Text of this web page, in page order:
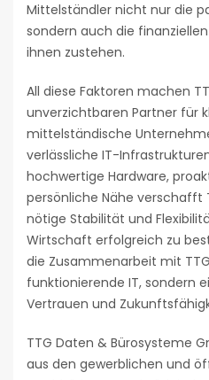
Mittelständler nicht nur die
sondern auch die
ihnen zustehen.
All diese Faktoren machen
unverzichtbaren Partner für
mittelständische
verlässliche IT-
hochwertige Hardware,
persönliche Nähe verschafft
nötige Stabilität und
Wirtschaft erfolgreich zu
die Zusammenarbeit mit
funktionierende IT, sondern
Vertrauen und
TTG Daten & Bürosysteme
aus den gewerblichen und